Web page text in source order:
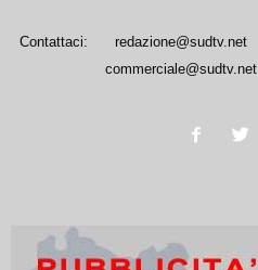
Contattaci:
redazione@sudtv.net
commerciale@sudtv.net